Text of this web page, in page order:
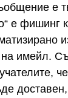
е
е фишинг
имейл.